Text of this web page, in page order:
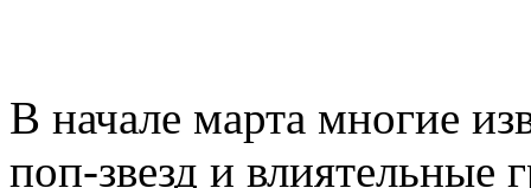
В начале марта многие
поп-звезд и влиятельные